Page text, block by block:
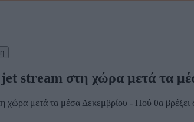
stream στη χώρα μετά τα